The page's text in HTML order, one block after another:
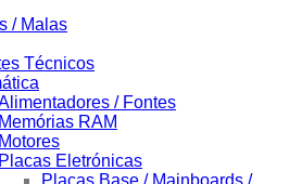
/ Malas
Técnicos
/ Fontes
Memórias RAM
Motores
Placas Eletrónicas